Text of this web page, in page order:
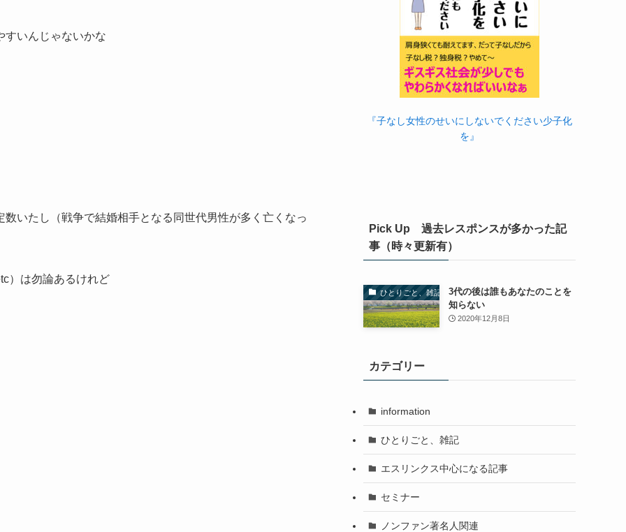
すいんじゃないかな
いたし（戦争で結婚相手となる同世代男性が多く亡くなっ
）は勿論あるけれど
『子なし女性のせいにしないでください少子化
を』
Pick Up 過去レスポンスが多かった記
事（時々更新有）
ひとりごと、雑記
3代の後は誰もあなたのことを
知らない
2020年12月8日
カテゴリー
information
ひとりごと、雑記
エスリンクス中心になる記事
セミナー
ノンファン著名人関連